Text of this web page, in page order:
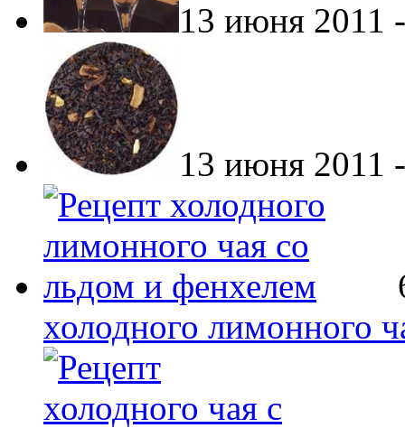
13 июня 2011
13 июня 2011
холодного лимонного